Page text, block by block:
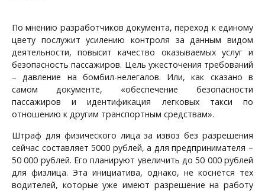
По мнению разработчиков документа, переход к единому
цвету послужит усилению контроля за данным видом
деятельности, повысит качество оказываемых услуг и
безопасность пассажиров. Цель ужесточения требований
– давление на бомбил-нелегалов. Или, как сказано в
самом документе, «обеспечение безопасности
пассажиров и идентификация легковых такси по
отношению к другим транспортным средствам».
Штраф для физического лица за извоз без разрешения
сейчас составляет 5000 рублей, а для предпринимателя –
50 000 рублей. Его планируют увеличить до 50 000 рублей
для физлица. Эта инициатива, однако, не коснётся тех
водителей, которые уже имеют разрешение на работу